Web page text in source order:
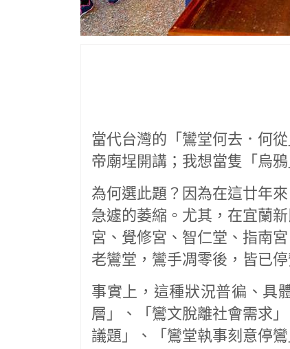
當代台灣的「鸞堂何去．何
帝廟埕開講；我想當隻「烏
為何選此題？因為在這廿年
急遽的萎縮。尤其，在宜蘭
宮、覺修宮、智仁堂、指南
老鸞堂，鸞手凋零後，皆已
事實上，這種狀況普徧、具
層」、「鸞文脫離社會需求
議題」、「鸞堂執事刻意停